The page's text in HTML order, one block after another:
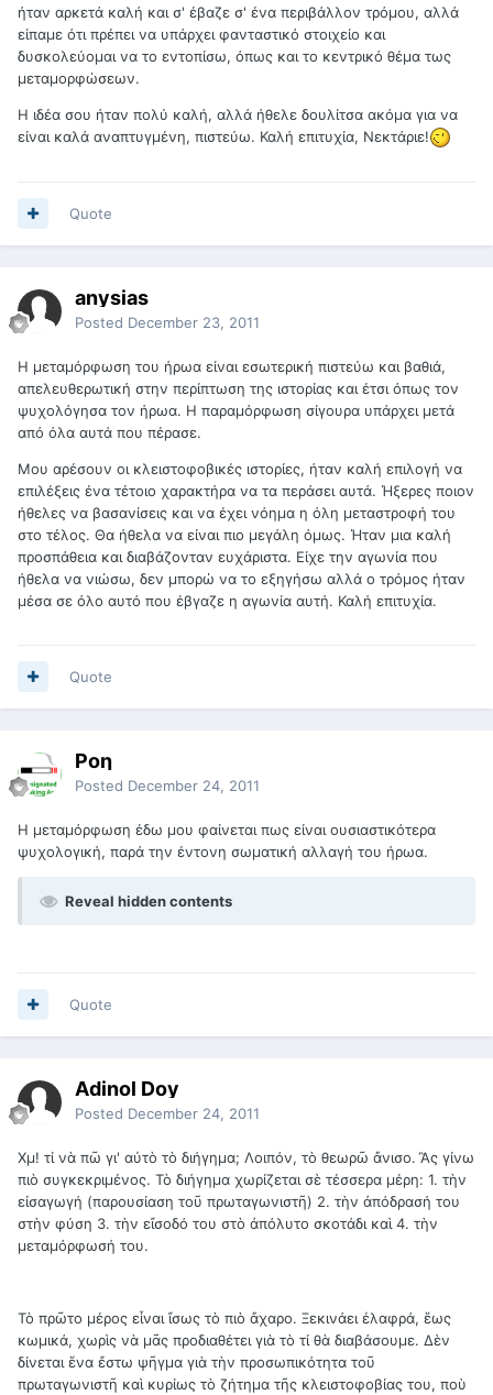
ήταν αρκετά καλή και σ' έβαζε σ' ένα περιβάλλον τρόμου, αλλά
είπαμε ότι πρέπει να υπάρχει φανταστικό στοιχείο και
δυσκολεύομαι να το εντοπίσω, όπως και το κεντρικό θέμα τως
μεταμορφώσεων.
Η ιδέα σου ήταν πολύ καλή, αλλά ήθελε δουλίτσα ακόμα για να
είναι καλά αναπτυγμένη, πιστεύω. Καλή επιτυχία, Νεκτάριε!
Quote
anysias
Posted December 23, 2011
Η μεταμόρφωση του ήρωα είναι εσωτερική πιστεύω και βαθιά,
απελευθερωτική στην περίπτωση της ιστορίας και έτσι όπως τον
ψυχολόγησα τον ήρωα. Η παραμόρφωση σίγουρα υπάρχει μετά
από όλα αυτά που πέρασε.
Μου αρέσουν οι κλειστοφοβικές ιστορίες, ήταν καλή επιλογή να
επιλέξεις ένα τέτοιο χαρακτήρα να τα περάσει αυτά. Ήξερες ποιον
ήθελες να βασανίσεις και να έχει νόημα η όλη μεταστροφή του
στο τέλος. Θα ήθελα να είναι πιο μεγάλη όμως. Ήταν μια καλή
προσπάθεια και διαβάζονταν ευχάριστα. Είχε την αγωνία που
ήθελα να νιώσω, δεν μπορώ να το εξηγήσω αλλά ο τρόμος ήταν
μέσα σε όλο αυτό που έβγαζε η αγωνία αυτή. Καλή επιτυχία.
Quote
Ροη
Posted December 24, 2011
Η μεταμόρφωση έδω μου φαίνεται πως είναι ουσιαστικότερα
ψυχολογική, παρά την έντονη σωματική αλλαγή του ήρωα.
Reveal hidden contents
Quote
Adinol Doy
Posted December 24, 2011
Χμ! τί νὰ πῶ γι' αὐτὸ τὸ διήγημα; Λοιπόν, τὸ θεωρῶ ἄνισο. Ἂς γίνω
πιὸ συγκεκριμένος. Τὸ διήγημα χωρίζεται σὲ τέσσερα μέρη: 1. τὴν
εἰσαγωγή (παρουσίαση τοῦ πρωταγωνιστῆ) 2. τὴν ἀπόδρασή του
στὴν φύση 3. τὴν εἴσοδό του στὸ ἀπόλυτο σκοτάδι καὶ 4. τὴν
μεταμόρφωσή του.
Τὸ πρῶτο μέρος εἶναι ἴσως τὸ πιὸ ἄχαρο. Ξεκινάει ἐλαφρά, ἕως
κωμικά, χωρὶς νὰ μᾶς προδιαθέτει γιὰ τὸ τί θὰ διαβάσουμε. Δὲν
δίνεται ἕνα ἔστω ψῆγμα γιὰ τὴν προσωπικότητα τοῦ
πρωταγωνιστῆ καὶ κυρίως τὸ ζήτημα τῆς κλειστοφοβίας του, ποὺ